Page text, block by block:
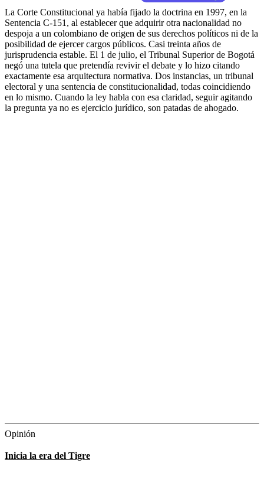
La Corte Constitucional ya había fijado la doctrina en 1997, en la
Sentencia C-151, al establecer que adquirir otra nacionalidad no
despoja a un colombiano de origen de sus derechos políticos ni de la
posibilidad de ejercer cargos públicos. Casi treinta años de
jurisprudencia estable. El 1 de julio, el Tribunal Superior de Bogotá
negó una tutela que pretendía revivir el debate y lo hizo citando
exactamente esa arquitectura normativa. Dos instancias, un tribunal
electoral y una sentencia de constitucionalidad, todas coincidiendo
en lo mismo. Cuando la ley habla con esa claridad, seguir agitando
la pregunta ya no es ejercicio jurídico, son patadas de ahogado.
Opinión
Inicia la era del Tigre